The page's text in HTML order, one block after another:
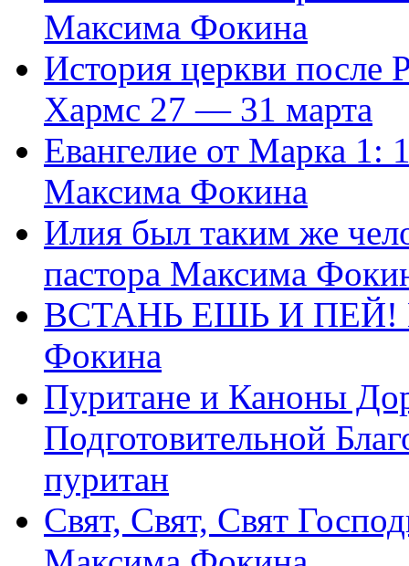
Максима Фокина
История церкви
Хармс 27 — 31 марта
Евангелие от Марка 1:
Максима Фокина
Илия был таким же
пастора Максима
ВСТАНЬ ЕШЬ И ПЕЙ!
Фокина
Пуритане и Каноны
Подготовительной
пуритан
Свят, Свят, Свят